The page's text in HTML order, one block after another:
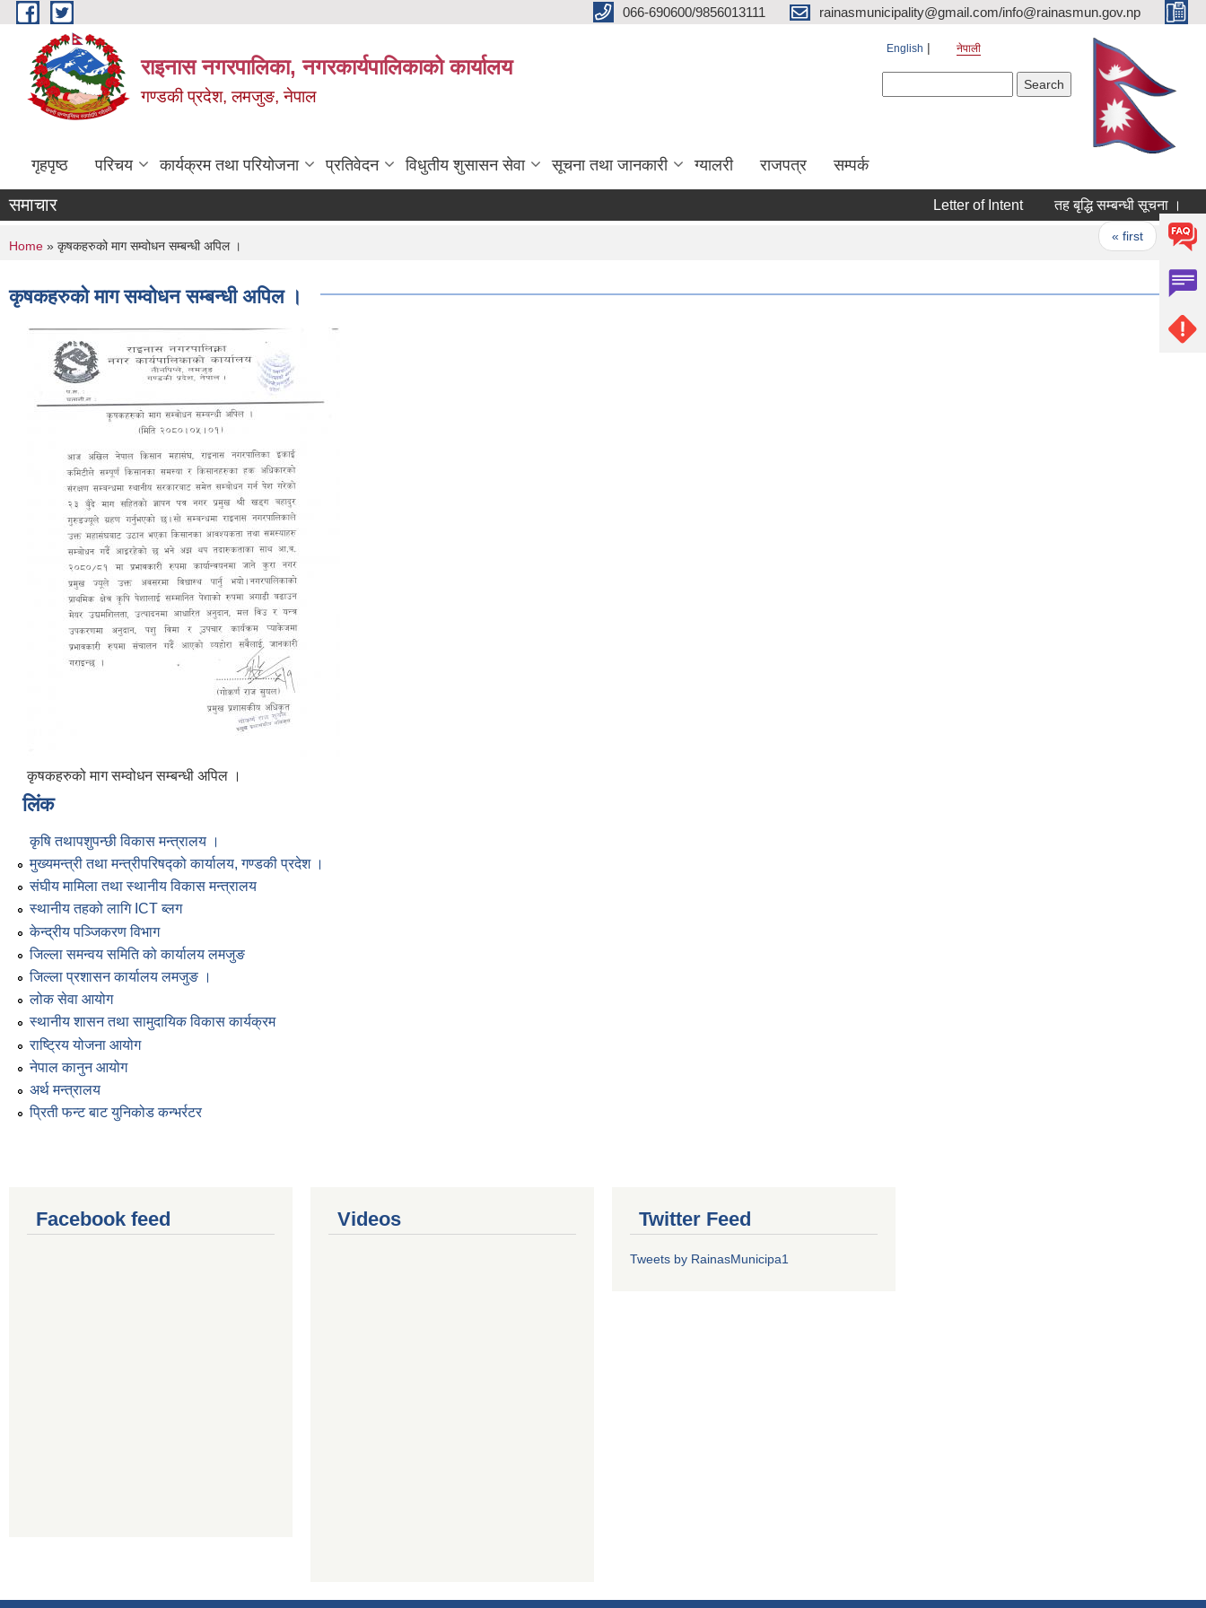
Skip to main content 066-690600/9856013111 rainasmunicipality@gmail.com/info@rainasmun.gov.np
राइनास नगरपालिका, नगरकार्यपालिकाको कार्यालय
गण्डकी प्रदेश, लमजुङ, नेपाल
English नेपाली
गृहपृष्ठ परिचय कार्यक्रम तथा परियोजना प्रतिवेदन विधुतीय शुसासन सेवा सूचना तथा जानकारी ग्यालरी राजपत्र सम्पर्क
समाचार Letter of Intent तह बृद्धि सम्बन्धी सूचना ।
« first ‹
You are here
Home » कृषकहरुको माग सम्वोधन सम्बन्धी अपिल ।
कृषकहरुको माग सम्वोधन सम्बन्धी अपिल ।
कृषकहरुको माग सम्वोधन सम्बन्धी अपिल ।
लिंक
कृषि तथापशुपन्छी विकास मन्त्रालय ।
मुख्यमन्त्री तथा मन्त्रीपरिषद्को कार्यालय, गण्डकी प्रदेश ।
संघीय मामिला तथा स्थानीय विकास मन्त्रालय
स्थानीय तहको लागि ICT ब्लग
केन्द्रीय पञ्जिकरण विभाग
जिल्ला समन्वय समिति को कार्यालय लमजुङ
जिल्ला प्रशासन कार्यालय लमजुङ ।
लोक सेवा आयोग
स्थानीय शासन तथा सामुदायिक विकास कार्यक्रम
राष्ट्रिय योजना आयोग
नेपाल कानुन आयोग
अर्थ मन्त्रालय
प्रिती फन्ट बाट युनिकोड कन्भर्रटर
Facebook feed Videos Twitter Feed
Tweets by RainasMunicipa1